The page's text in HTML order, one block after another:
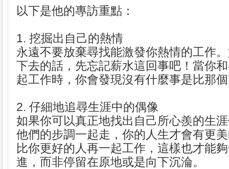
以下是他的專訪重點：
1. 挖掘出自己的熱情
永遠不要放棄尋找能激發你熱情的工作
下去的話，先忘記薪水這回事吧！當你
起工作時，你會發現沒有什麼事是比那
2. 仔細地追尋生涯中的偶像
如果你可以真正地找出自己所心羨的生
他們的步調一起走，你的人生才會有更
比你更好的人再一起工作，這樣也才能
進，而非停留在原地或是向下沉淪。